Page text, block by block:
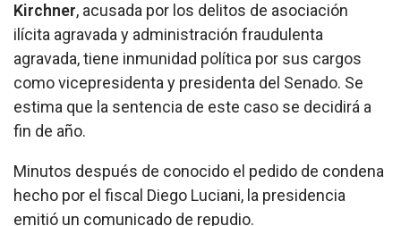
Kirchner, acusada por los delitos de asociación
ilícita agravada y administración fraudulenta
agravada, tiene inmunidad política por sus cargos
como vicepresidenta y presidenta del Senado. Se
estima que la sentencia de este caso se decidirá a
fin de año.
Minutos después de conocido el pedido de condena
hecho por el fiscal Diego Luciani, la presidencia
emitió un comunicado de repudio.